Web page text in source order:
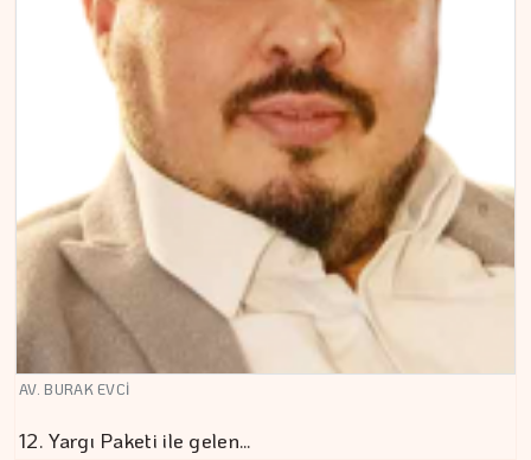
AV. BURAK EVCİ
12. Yargı Paketi ile gelen…